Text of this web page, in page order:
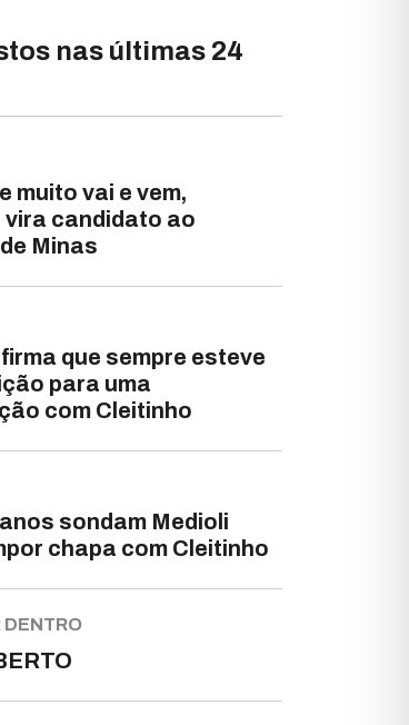
nas últimas 24
muito vai e vem,
vira candidato ao
Minas
que sempre esteve
para uma
com Cleitinho
sondam Medioli
chapa com Cleitinho
DENTRO